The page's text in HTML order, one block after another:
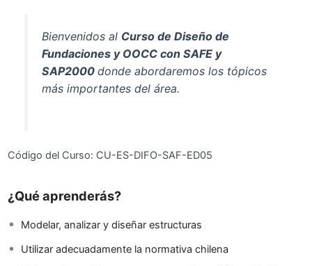
Bienvenidos al Curso de Diseño de
Fundaciones y OOCC con SAFE y
SAP2000 donde abordaremos los tópicos
más importantes del área.
Código del Curso: CU-ES-DIFO-SAF-ED05
¿Qué aprenderás?
Modelar, analizar y diseñar estructuras
Utilizar adecuadamente la normativa chilena